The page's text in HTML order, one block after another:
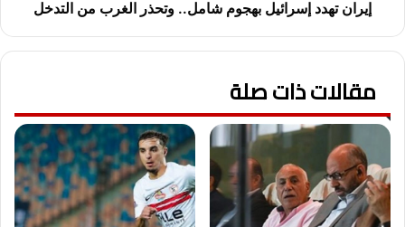
م
د
"
ط
ة
ا
ل
ب
ج
و
م
إيران تهدد إسرائيل بهجوم شامل.. وتحذر الغرب من التدخل
مقالات ذات صلة